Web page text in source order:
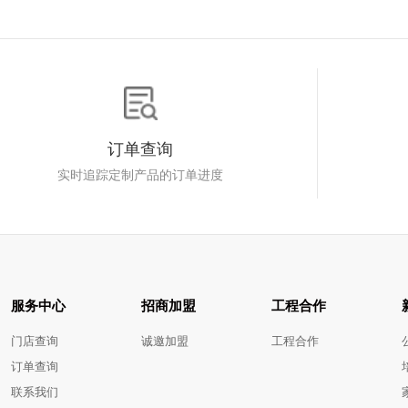
订单查询
实时追踪定制产品的订单进度
服务中心
门店查询
订单查询
联系我们
招商加盟
诚邀加盟
工程合作
工程合作